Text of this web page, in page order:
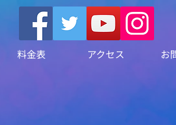
料金表 アクセス お